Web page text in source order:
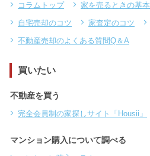
コラムトップ 家を売るときの基本
自宅売却のコツ
家査定のコツ
不動産売却のよくある質問Q＆A
買いたい
不動産を買う
完全会員制の家探しサイト「Housii」
マンション購入について調べる